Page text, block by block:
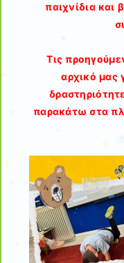
παιχνίδια και
Τις
αρχικό μας
παρακάτω στα